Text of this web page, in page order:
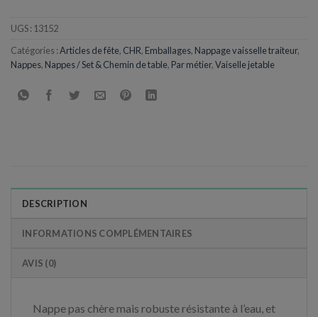
UGS : 13152
Catégories :Articles de fête, CHR, Emballages, Nappage vaisselle traiteur,
Nappes, Nappes / Set & Chemin de table, Par métier,Vaiselle jetable
DESCRIPTION
INFORMATIONS COMPLÉMENTAIRES
AVIS (0)
Nappe pas chère mais robuste résistante à l’eau, et